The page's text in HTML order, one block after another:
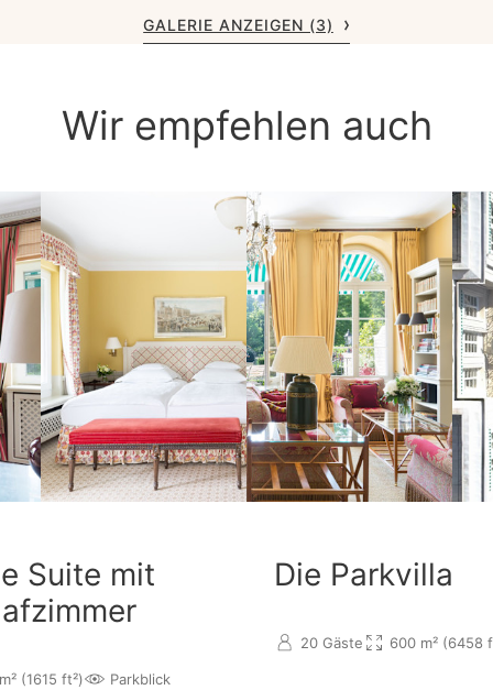
GALERIE ANZEIGEN (3)
Wir empfehlen auch
Suite mit
(1615 ft²) Parkblick
Die Parkvilla
20 Gäste 600 m² (6458